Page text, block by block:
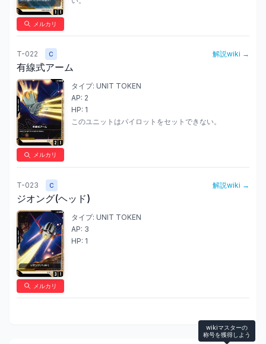
メルカリ
T-022 C 解説wiki →
有線式アーム
メルカリ
タイプ: UNIT TOKEN
AP: 2
HP: 1
このユニットはパイロットをセットできない。
T-023 C 解説wiki →
ジオング(ヘッド)
メルカリ
タイプ: UNIT TOKEN
AP: 3
HP: 1
wikiマスターの
称号を獲得しよう